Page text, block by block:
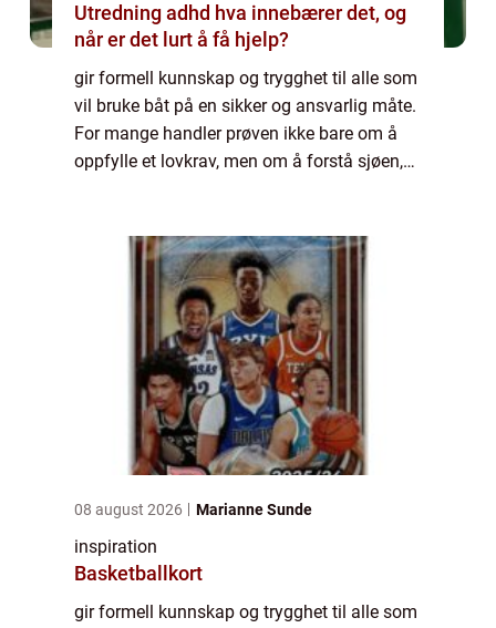
Utredning adhd hva innebærer det, og
når er det lurt å få hjelp?
gir formell kunnskap og trygghet til alle som
vil bruke båt på en sikker og ansvarlig måte.
For mange handler prøven ikke bare om å
oppfylle et lovkrav, men om å forstå sjøen,
08 august 2026 Marianne Sunde
inspiration
Basketballkort
gir formell kunnskap og trygghet til alle som